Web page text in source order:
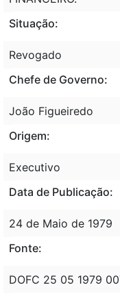
Situação:
Revogado
Chefe de Governo:
João Figueiredo
Origem:
Executivo
Data de Publicação:
24 de Maio de 1979
Fonte:
DOFC 25 05 1979